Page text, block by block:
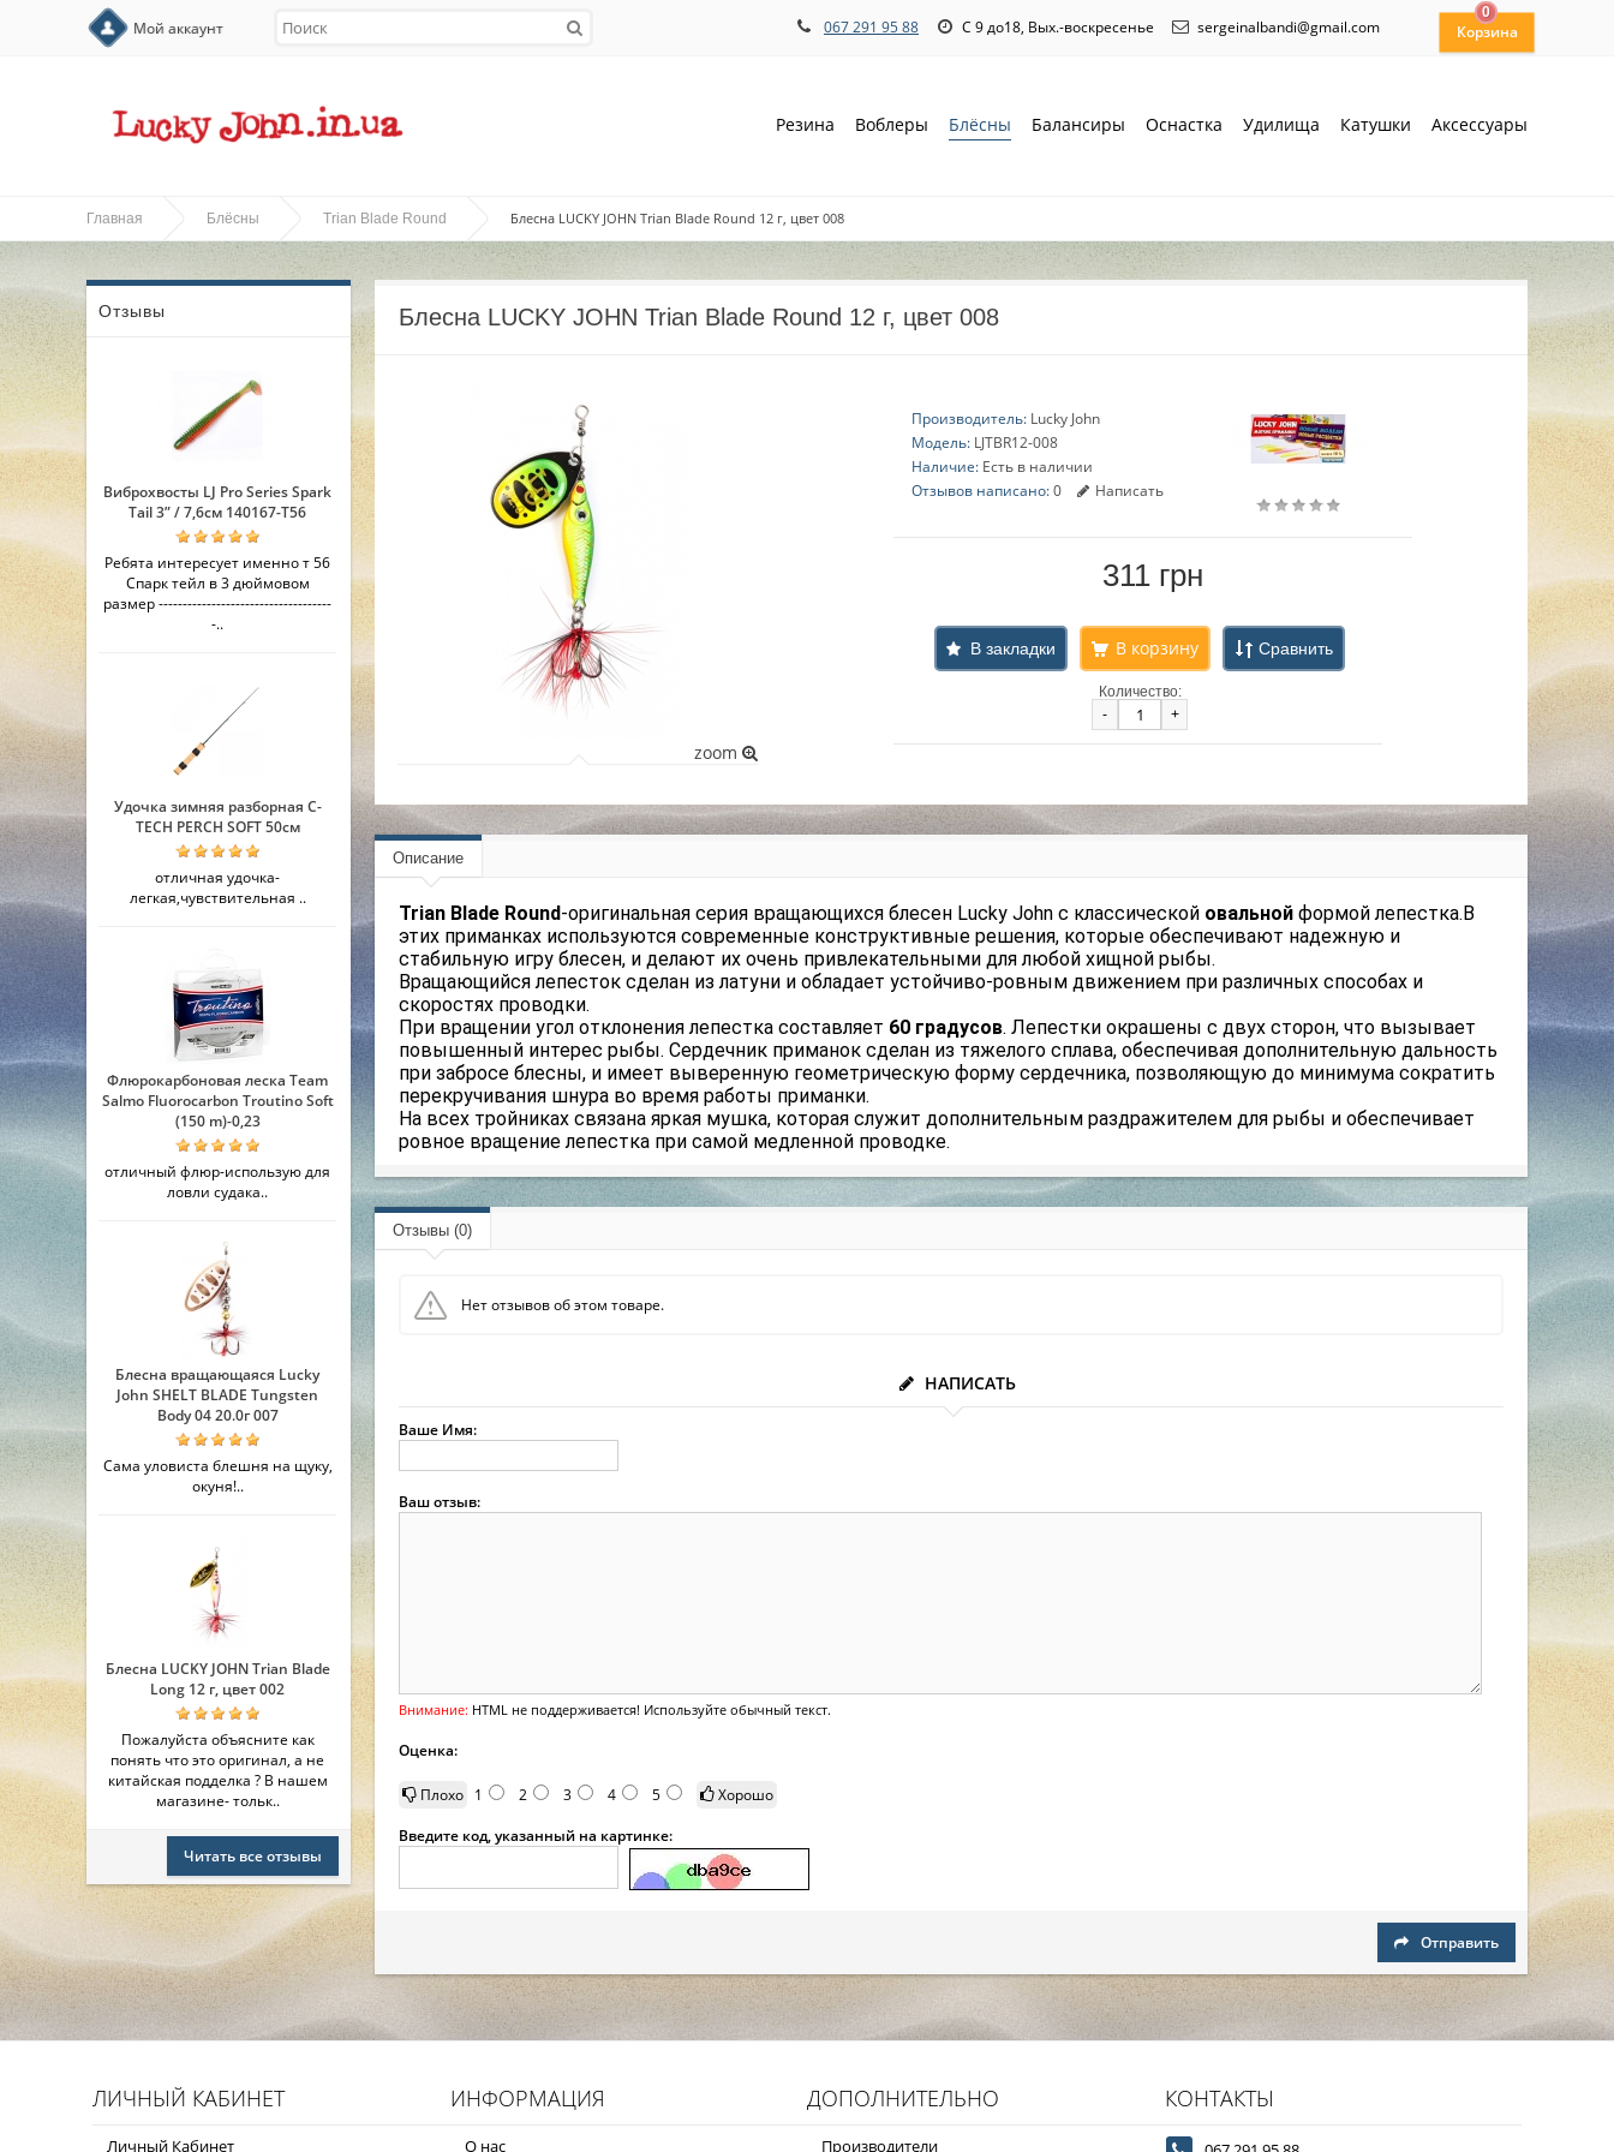
Мой аккаунт 067 291 95 88 С 9 до18, Вых.-воскресенье sergeinalbandi@gmail.com
0
Резина Воблеры Блёсны Балансиры Оснастка Удилища Катушки Аксессуары
Главная Блёсны Trian Blade Round Блесна LUCKY JOHN Trian Blade Round 12 г, цвет 008
Отзывы
Виброхвосты LJ Pro Series Spark
Tail 3” / 7,6см 140167-T56
Ребята интересует именно т 56
Спарк тейл в 3 дюймовом
размер ------------------------------------
-..
Удочка зимняя разборная C-
TECH PERCH SOFT 50см
отличная удочка-
легкая,чувствительная ..
Флюрокарбоновая леска Team
Salmo Fluorocarbon Troutino Soft
(150 m)-0,23
отличный флюр-использую для
ловли судака..
Блесна вращающаяся Lucky
John SHELT BLADE Tungsten
Body 04 20.0г 007
Сама уловиста блешня на щуку,
окуня!..
Блесна LUCKY JOHN Trian Blade
Long 12 г, цвет 002
Пожалуйста объясните как
понять что это оригинал, а не
китайская подделка ? В нашем
магазине- тольк..
Читать все отзывы
Блесна LUCKY JOHN Trian Blade Round 12 г, цвет 008
zoom
Производитель: Lucky John
Модель: LJTBR12-008
Наличие: Есть в наличии
Отзывов написано:0 Написать
311 грн
В закладки Сравнить
Количество:
-
+
Описание
Trian Blade Round-оригинальная серия вращающихся блесен Lucky John с классической овальной формой лепестка.В
этих приманках используются современные конструктивные решения, которые обеспечивают надежную и
стабильную игру блесен, и делают их очень привлекательными для любой хищной рыбы.
Вращающийся лепесток сделан из латуни и обладает устойчиво-ровным движением при различных способах и
скоростях проводки.
При вращении угол отклонения лепестка составляет 60 градусов. Лепестки окрашены с двух сторон, что вызывает
повышенный интерес рыбы. Сердечник приманок сделан из тяжелого сплава, обеспечивая дополнительную дальность
при забросе блесны, и имеет выверенную геометрическую форму сердечника, позволяющую до минимума сократить
перекручивания шнура во время работы приманки.
На всех тройниках связана яркая мушка, которая служит дополнительным раздражителем для рыбы и обеспечивает
ровное вращение лепестка при самой медленной проводке.
Отзывы (0)
Нет отзывов об этом товаре.
НАПИСАТЬ
Ваше Имя:
Ваш отзыв:
Внимание: HTML не поддерживается! Используйте обычный текст.
Оценка:
Плохо 1 2 3 4 5
Хорошо
Введите код, указанный на картинке:
Отправить
ЛИЧНЫЙ КАБИНЕТ
Личный Кабинет
ИНФОРМАЦИЯ
О нас
ДОПОЛНИТЕЛЬНО
Производители
КОНТАКТЫ